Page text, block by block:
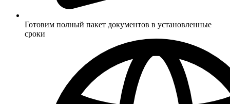
Готовим полный пакет документов в установленные
сроки